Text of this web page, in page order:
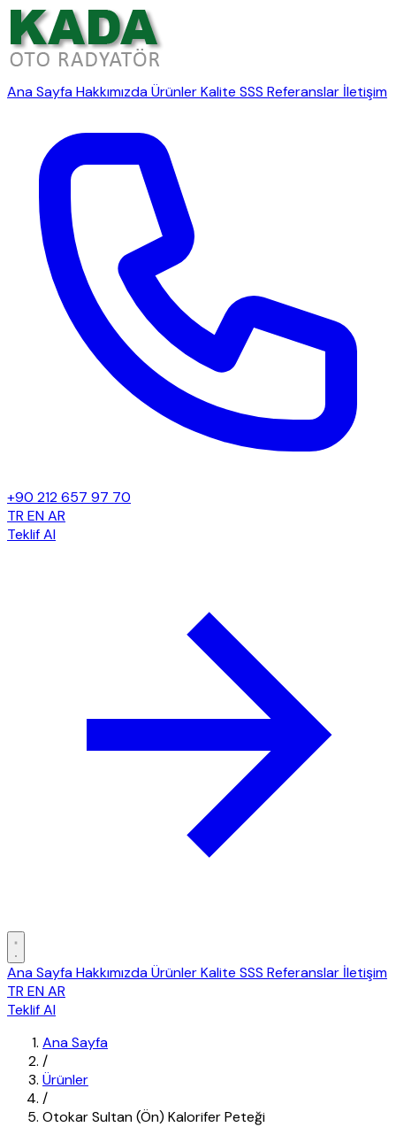
Ana SayfaHakkımızdaÜrünlerKalite SSS Referanslar İletişim
+90 212 657 97 70
TR ENAR
Teklif Al
Ana SayfaHakkımızdaÜrünlerKalite SSS Referanslar İletişim
TR ENAR
Teklif Al
Ana Sayfa
/
Ürünler
/
Otokar Sultan (Ön) Kalorifer Peteği